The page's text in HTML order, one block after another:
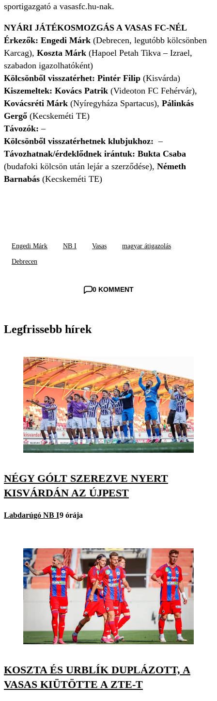
sportigazgató a vasasfc.hu-nak.
NYÁRI JÁTÉKOSMOZGÁS A VASAS FC-NÉL
Érkezők: Engedi Márk (Debrecen, legutóbb kölcsönben
Karcag), Koszta Márk (Hapoel Petah Tikva – Izrael,
szabadon igazolhatóként)
Kölcsönből visszatérhet: Pintér Filip (Kisvárda)
Kiszemeltek: Kovács Patrik (Videoton FC Fehérvár),
Kovácsréti Márk (Nyíregyháza Spartacus), Pálinkás
Gergő (Kecskeméti TE)
Távozók:–
Kölcsönből visszatérhetnek klubjukhoz:–
Távozhatnak/érdeklődnek irántuk: Bukta Csaba
(budafoki kölcsön után lejár a szerződése), Németh
Barnabás (Kecskeméti TE)
Engedi Márk NB I Vasas magyar átigazolás
Debrecen
0 KOMMENT
Legfrissebb hírek
NÉGY GÓLT SZEREZVE NYERT
KISVÁRDÁN AZ ÚJPEST
Labdarúgó NB I9 órája
KOSZTA ÉS URBLÍK DUPLÁZOTT, A
VASAS KIÜTÖTTE A ZTE-T